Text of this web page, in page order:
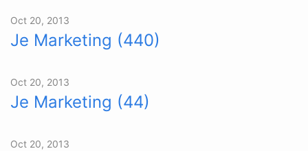
Oct 20, 2013
Je Marketing (440)
Oct 20, 2013
Je Marketing (44)
Oct 20, 2013